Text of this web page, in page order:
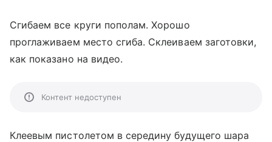
Сгибаем все круги пополам. Хорошо
проглаживаем место сгиба. Склеиваем заготовки,
как показано на видео.
Контент недоступен
Клеевым пистолетом в середину будущего шара